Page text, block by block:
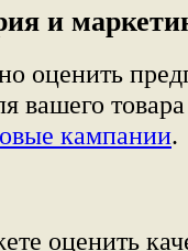
и
оценить
вашего
кампании.
оценить